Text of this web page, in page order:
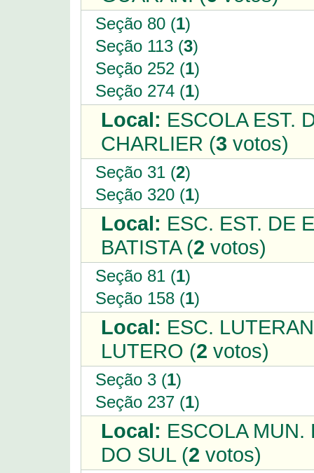
Seção 80 (1)
Seção 113 (3)
Seção 252 (1)
Seção 274 (1)
Local: ESCOLA EST.
CHARLIER (3 votos)
Seção 31 (2)
Seção 320 (1)
Local: ESC. EST. DE
BATISTA (2 votos)
Seção 81 (1)
Seção 158 (1)
Local: ESC.
LUTERO (2 votos)
Seção 3 (1)
Seção 237 (1)
Local: ESCOLA
DO SUL (2 votos)